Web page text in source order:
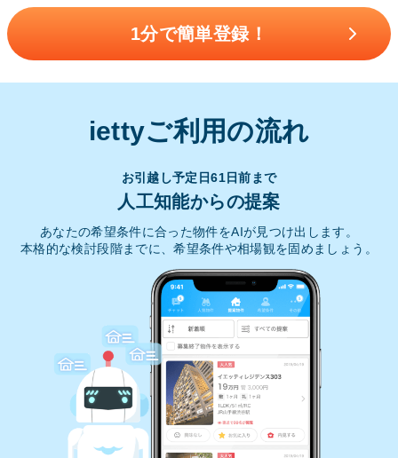
1分で簡単登録！
iettyご利用の流れ
お引越し予定日61日前まで
人工知能からの提案
あなたの希望条件に合った物件をAIが見つけ出します。
本格的な検討段階までに、希望条件や相場観を固めましょう。